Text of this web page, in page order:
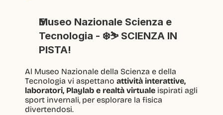
Museo Nazionale Scienza e
Tecnologia - ❄️⛷️ SCIENZA IN
PISTA!
Al Museo Nazionale della Scienza e della
Tecnologia vi aspettano attività interattive,
laboratori, Playlab e realtà virtuale ispirati agli
sport invernali, per esplorare la fisica
divertendosi.